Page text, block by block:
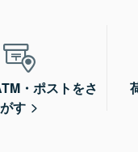
・ポストをさ
がす